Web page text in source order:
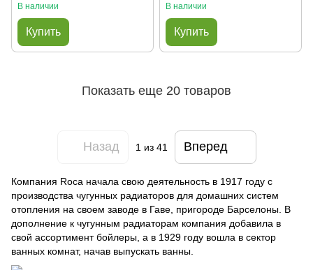
В наличии
Купить
В наличии
Купить
Показать еще 20 товаров
Назад 1 из 41 Вперед
Компания Roca начала свою деятельность в 1917 году с
производства чугунных радиаторов для домашних систем
отопления на своем заводе в Гаве, пригороде Барселоны. В
дополнение к чугунным радиаторам компания добавила в
свой ассортимент бойлеры, а в 1929 году вошла в сектор
ванных комнат, начав выпускать ванны.